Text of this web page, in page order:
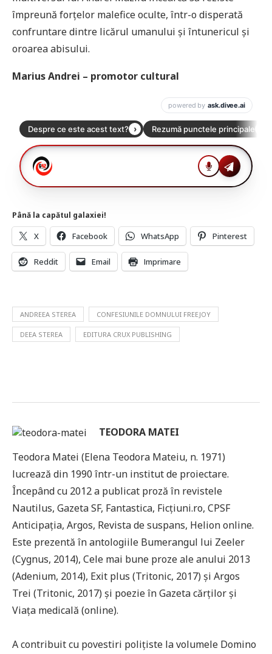
împreună forțelor malefice oculte, într-o disperată
confruntare dintre licărul umanului și întunericul și
oroarea abisului.
Marius Andrei – promotor cultural
Până la capătul galaxiei!
X Facebook WhatsApp Pinterest
Reddit Email Imprimare
ANDREEA STEREA CONFESIUNILE DOMNULUI FREEJOY
DEEA STEREA EDITURA CRUX PUBLISHING
TEODORA MATEI
Teodora Matei (Elena Teodora Mateiu, n. 1971)
lucrează din 1990 într-un institut de proiectare.
Începând cu 2012 a publicat proză în revistele
Nautilus, Gazeta SF, Fantastica, Ficțiuni.ro, CPSF
Anticipația, Argos, Revista de suspans, Helion online.
Este prezentă în antologiile Bumerangul lui Zeeler
(Cygnus, 2014), Cele mai bune proze ale anului 2013
(Adenium, 2014), Exit plus (Tritonic, 2017) și Argos
Trei (Tritonic, 2017) și poezie în Gazeta cărților și
Viața medicală (online).
A contribuit cu povestiri polițiste la volumele Domino